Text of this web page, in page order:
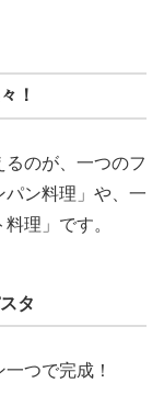
！
のが、一つのフ
パン料理」や、一
理」です。
タ
つで完成！